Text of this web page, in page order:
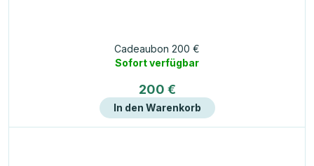
Cadeaubon 200 €
Sofort verfügbar
200 €
In den Warenkorb